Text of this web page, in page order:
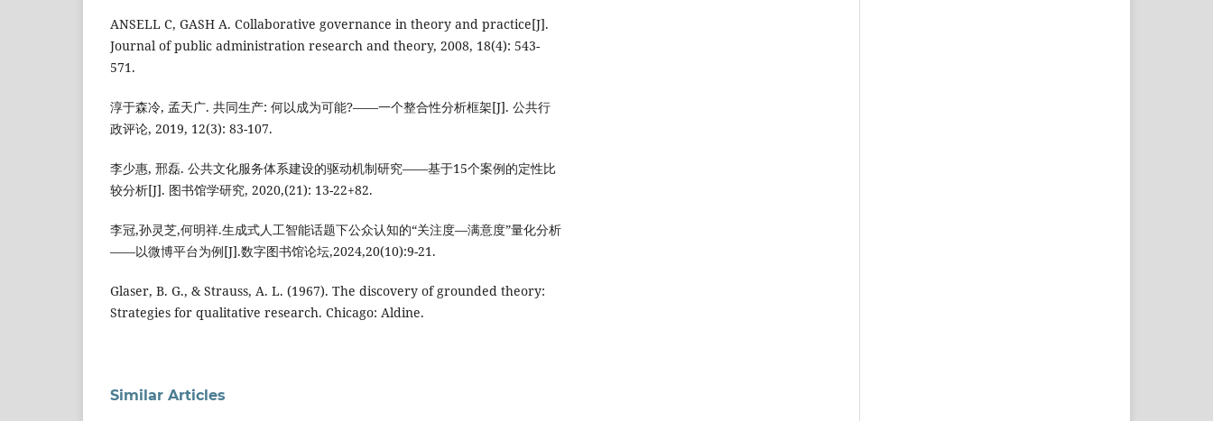
ANSELL C, GASH A. Collaborative governance in theory and practice[J].
Journal of public administration research and theory, 2008, 18(4): 543-
571.
淳于森冷, 孟天广. 共同生产: 何以成为可能?——一个整合性分析框架[J]. 公共行
政评论, 2019, 12(3): 83-107.
李少惠, 邢磊. 公共文化服务体系建设的驱动机制研究——基于15个案例的定性比
较分析[J]. 图书馆学研究, 2020,(21): 13-22+82.
李冠,孙灵芝,何明祥.生成式人工智能话题下公众认知的“关注度—满意度”量化分析
——以微博平台为例[J].数字图书馆论坛,2024,20(10):9-21.
Glaser, B. G., & Strauss, A. L. (1967). The discovery of grounded theory:
Strategies for qualitative research. Chicago: Aldine.
Similar Articles